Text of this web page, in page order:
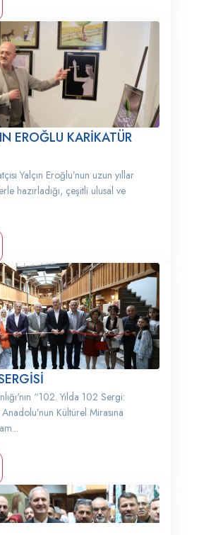
EROĞLU KARİKATÜR
Yalçın Eroğlu’nun uzun yıllar
hazırladığı, çeşitli ulusal ve
“102. Yılda 102 Sergi:
Kültürel Mirasına